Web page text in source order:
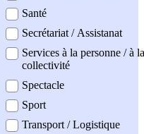
Santé
Secrétariat / Assistanat
Services à la personne / à la
collectivité
Spectacle
Sport
Transport / Logistique